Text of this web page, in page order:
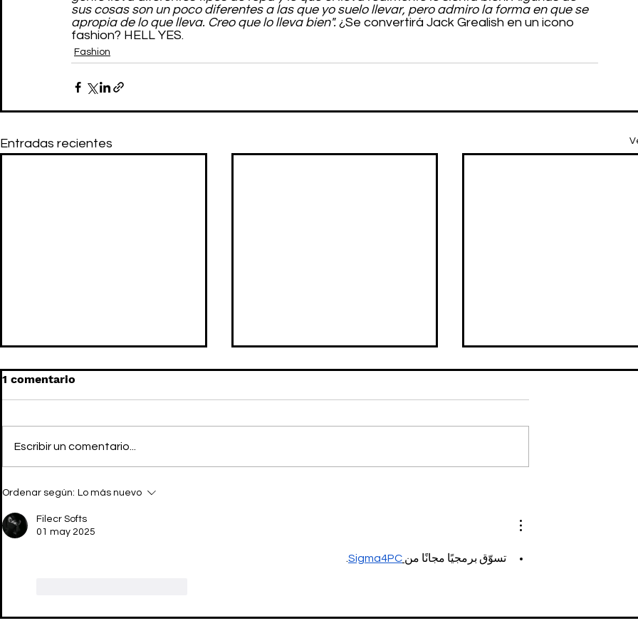
sus cosas son un poco diferentes a las que yo suelo llevar, pero admiro la forma en que se
apropia de lo que lleva. Creo que lo lleva bien". ¿Se convertirá Jack Grealish en un icono
fashion? HELL YES.
Fashion
Entradas recientes
infinito
1 comentario
Escribir un comentario...
Ordenar según: Lo más nuevo
Filecr Softs
01 may 2025
تسوّق برمجيًا مجانًا من Sigma4PC